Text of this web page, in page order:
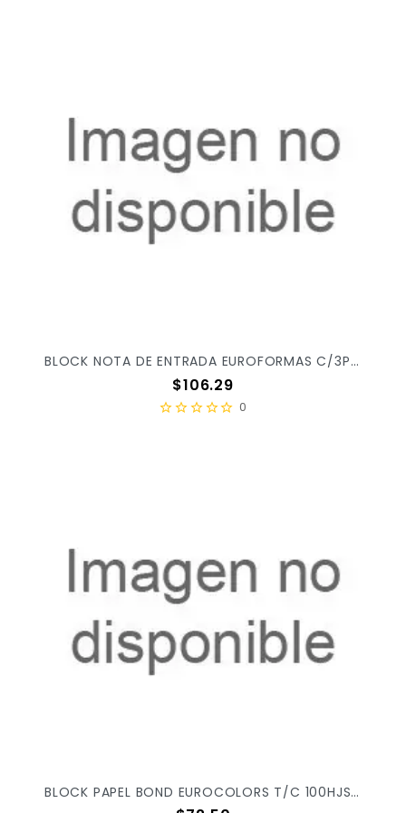
BLOCK NOTA DE ENTRADA EUROFORMAS C/3PZ ER0103 X/20
Precio
$106.29
0
BLOCK PAPEL BOND EUROCOLORS T/C 100HJS EC0101 X/25